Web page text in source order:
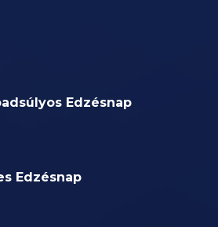
Edzésnap
Edzésnap